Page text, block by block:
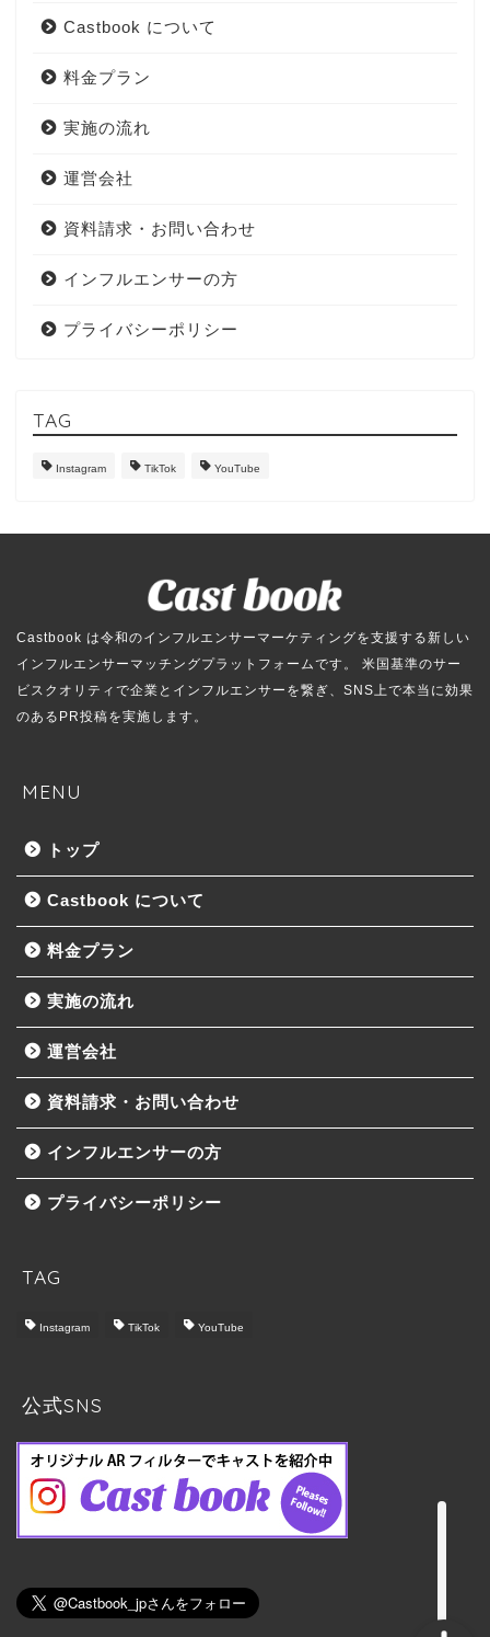
Castbook について
料金プラン
実施の流れ
運営会社
資料請求・お問い合わせ
インフルエンサーの方
プライバシーポリシー
TAG
Instagram TikTok YouTube
Castbook は令和のインフルエンサーマーケティングを支援する新しい
インフルエンサーマッチングプラットフォームです。 米国基準のサー
ビスクオリティで企業とインフルエンサーを繋ぎ、SNS上で本当に効果
のあるPR投稿を実施します。
MENU
トップ
Castbook について
料金プラン
実施の流れ
運営会社
資料請求・お問い合わせ
インフルエンサーの方
プライバシーポリシー
TAG
Instagram TikTok YouTube
公式SNS
料金プラン
実施の流れ